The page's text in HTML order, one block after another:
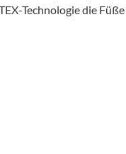
Technologie die Füße